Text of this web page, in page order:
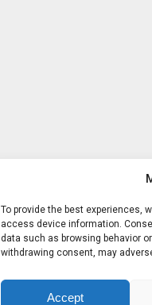
To provide the best experiences,
access device information.
data such as browsing behavior
withdrawing consent, may
Accept